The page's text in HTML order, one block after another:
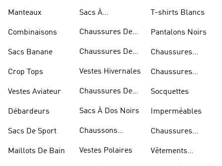
Manteaux
Combinaisons
Sacs Banane
Crop Tops
Vestes Aviateur
Débardeurs
Sacs De Sport
Maillots De Bain
Sacs À
Chaussures De
Chaussures De
Vestes Hivernales
Chaussures De
Sacs À Dos Noirs
Chaussons
Vestes Polaires
T-shirts Blancs
Pantalons Noirs
Chaussures
Chaussures
Socquettes
Imperméables
Chaussures
Vêtements